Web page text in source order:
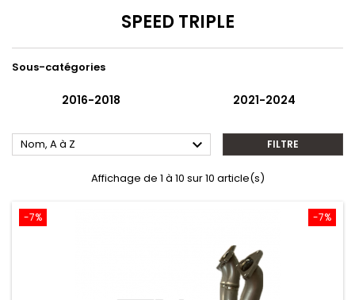
SPEED TRIPLE
Sous-catégories
2016-2018 2021-2024
Nom, A à Z  FILTRE
Affichage de 1 à 10 sur 10 article(s)
-7%
-7%